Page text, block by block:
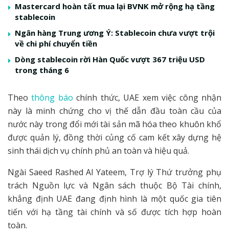
Mastercard hoàn tất mua lại BVNK mở rộng hạ tầng
stablecoin
Ngân hàng Trung ương Ý: Stablecoin chưa vượt trội
về chi phí chuyển tiền
Dòng stablecoin rời Hàn Quốc vượt 367 triệu USD
trong tháng 6
Theothông báo chính thức, UAE xem việc công nhận
này là minh chứng cho vị thế dẫn đầu toàn cầu của
nước này trong đổi mới tài sản mã hóa theo khuôn khổ
được quản lý, đồng thời củng cố cam kết xây dựng hệ
sinh thái dịch vụ chính phủ an toàn và hiệu quả.
Ngài Saeed Rashed Al Yateem, Trợ lý Thứ trưởng phụ
trách Nguồn lực và Ngân sách thuộc Bộ Tài chính,
khẳng định UAE đang định hình là một quốc gia tiên
tiến với hạ tầng tài chính và số được tích hợp hoàn
toàn.